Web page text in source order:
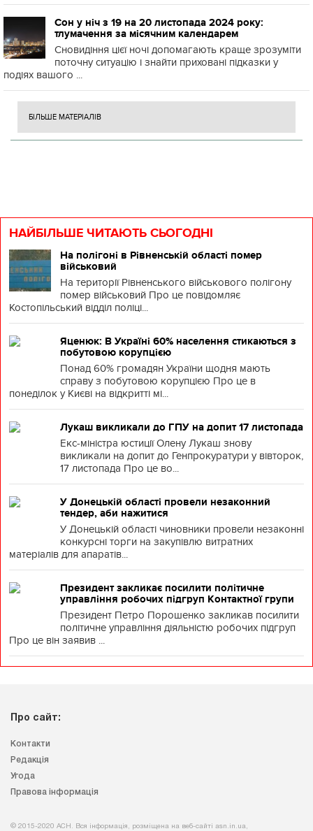
Сон у ніч з 19 на 20 листопада 2024 року:
тлумачення за місячним календарем
Сновидіння цієї ночі допомагають краще зрозуміти
поточну ситуацію і знайти приховані підказки у
подіях вашого ...
БІЛЬШЕ МАТЕРІАЛІВ
НАЙБІЛЬШЕ ЧИТАЮТЬ СЬОГОДНІ
На полігоні в Рівненській області помер
військовий
На території Рівненського військового полігону
помер військовий Про це повідомляє
Костопільський відділ поліці...
Яценюк: В Україні 60% населення стикаються з
побутовою корупцією
Понад 60% громадян України щодня мають
справу з побутовою корупцією Про це в
понеділок у Києві на відкритті мі...
Лукаш викликали до ГПУ на допит 17 листопада
Екс-міністра юстиції Олену Лукаш знову
викликали на допит до Генпрокуратури у вівторок,
17 листопада Про це во...
У Донецькій області провели незаконний
тендер, аби нажитися
У Донецькій області чиновники провели незаконні
конкурсні торги на закупівлю витратних
матеріалів для апаратів...
Президент закликає посилити політичне
управління робочих підгруп Контактної групи
Президент Петро Порошенко закликав посилити
політичне управління діяльністю робочих підгруп
Про це він заявив ...
Про сайт:
Контакти
Редакція
Угода
Правова інформація
© 2015-2020 АСН. Вся інформація, розміщена на веб-сайті asn.in.ua,